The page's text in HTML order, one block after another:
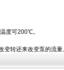
度可200℃。
变转还来改变泵的流量